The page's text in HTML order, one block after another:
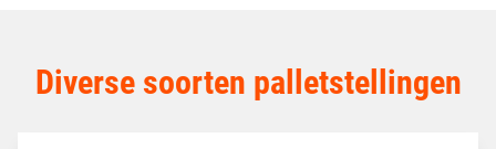
Diverse soorten palletstellingen